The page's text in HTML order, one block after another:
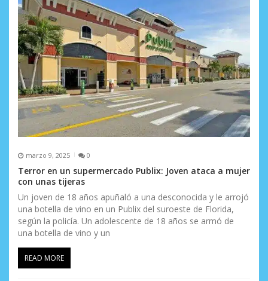
n
t
r
a
d
a
s
marzo 9, 2025 0
Terror en un supermercado Publix: Joven ataca a mujer
con unas tijeras
Un joven de 18 años apuñaló a una desconocida y le arrojó
una botella de vino en un Publix del suroeste de Florida,
según la policía. Un adolescente de 18 años se armó de
una botella de vino y un
READ MORE